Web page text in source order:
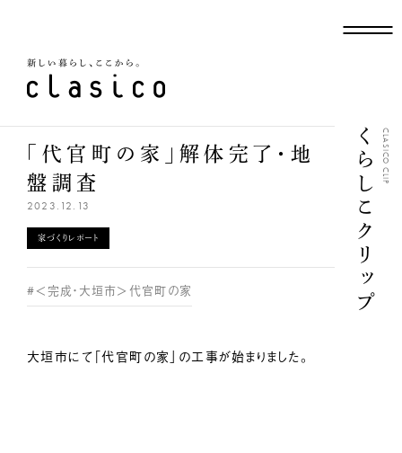
くらしこクリップCLASICO CLIP
「代官町の家」解体完了・地
盤調査
2023.12.13
家づくりレポート
#＜完成・大垣市＞代官町の家
大垣市にて「代官町の家」の工事が始まりました。